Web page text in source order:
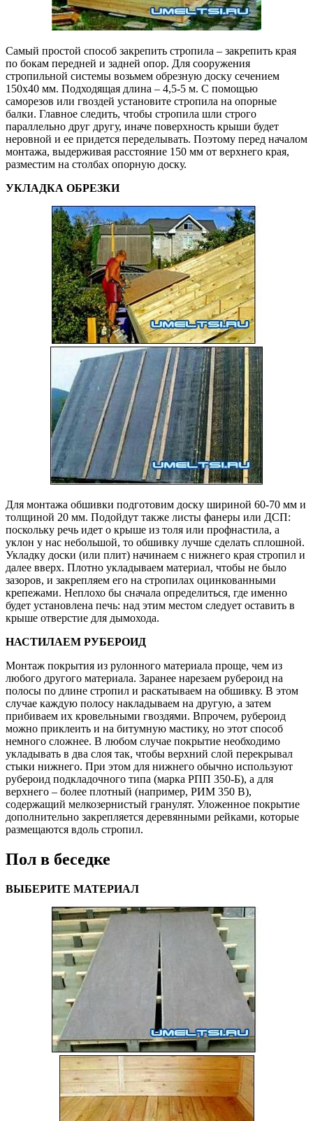
Самый простой способ закрепить стропила – закрепить края
по бокам передней и задней опор. Для сооружения
стропильной системы возьмем обрезную доску сечением
150х40 мм. Подходящая длина – 4,5-5 м. С помощью
саморезов или гвоздей установите стропила на опорные
балки. Главное следить, чтобы стропила шли строго
параллельно друг другу, иначе поверхность крыши будет
неровной и ее придется переделывать. Поэтому перед началом
монтажа, выдерживая расстояние 150 мм от верхнего края,
разместим на столбах опорную доску.
УКЛАДКА ОБРЕЗКИ
Для монтажа обшивки подготовим доску шириной 60-70 мм и
толщиной 20 мм. Подойдут также листы фанеры или ДСП:
поскольку речь идет о крыше из толя или профнастила, а
уклон у нас небольшой, то обшивку лучше сделать сплошной.
Укладку доски (или плит) начинаем с нижнего края стропил и
далее вверх. Плотно укладываем материал, чтобы не было
зазоров, и закрепляем его на стропилах оцинкованными
крепежами. Неплохо бы сначала определиться, где именно
будет установлена ​​печь: над этим местом следует оставить в
крыше отверстие для дымохода.
НАСТИЛАЕМ РУБЕРОИД
Монтаж покрытия из рулонного материала проще, чем из
любого другого материала. Заранее нарезаем рубероид на
полосы по длине стропил и раскатываем на обшивку. В этом
случае каждую полосу накладываем на другую, а затем
прибиваем их кровельными гвоздями. Впрочем, рубероид
можно приклеить и на битумную мастику, но этот способ
немного сложнее. В любом случае покрытие необходимо
укладывать в два слоя так, чтобы верхний слой перекрывал
стыки нижнего. При этом для нижнего обычно используют
рубероид подкладочного типа (марка РПП 350-Б), а для
верхнего – более плотный (например, РИМ 350 В),
содержащий мелкозернистый гранулят. Уложенное покрытие
дополнительно закрепляется деревянными рейками, которые
размещаются вдоль стропил.
Пол в беседке
ВЫБЕРИТЕ МАТЕРИАЛ